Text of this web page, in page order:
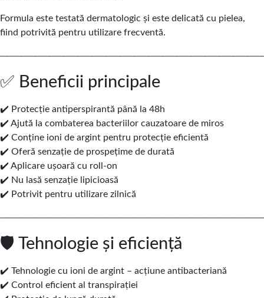
Formula este testată dermatologic și este delicată cu pielea,
fiind potrivită pentru utilizare frecventă.
✅ Beneficii principale
✔️ Protecție antiperspirantă până la 48h
✔️ Ajută la combaterea bacteriilor cauzatoare de miros
✔️ Conține ioni de argint pentru protecție eficientă
✔️ Oferă senzație de prospețime de durată
✔️ Aplicare ușoară cu roll-on
✔️ Nu lasă senzație lipicioasă
✔️ Potrivit pentru utilizare zilnică
🛡️ Tehnologie și eficiență
✔️ Tehnologie cu ioni de argint – acțiune antibacteriană
✔️ Control eficient al transpirației